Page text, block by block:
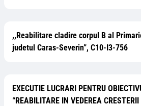
,,Reabilitare cladire corpul B al
judetul Caras-Severin”, C10-I3-756
EXECUTIE LUCRARI PENTRU
“REABILITARE IN VEDEREA